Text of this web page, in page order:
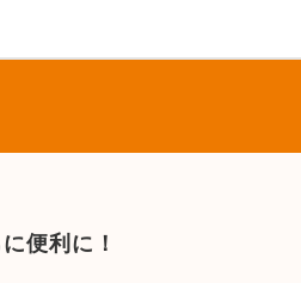
便利に！